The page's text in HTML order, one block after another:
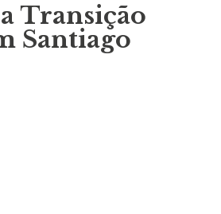
Transição
Santiago